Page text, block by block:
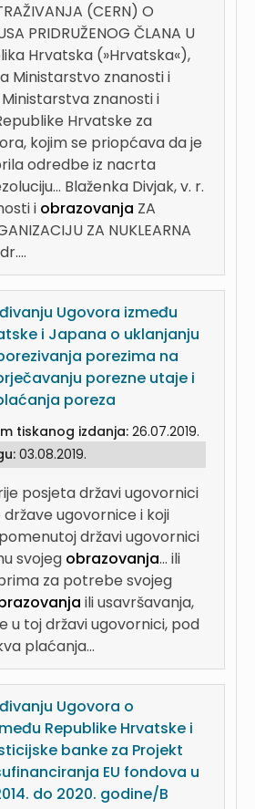
(CERN) O
PRIDRUŽENOG ČLANA U
Hrvatska (»Hrvatska«),
Ministarstvo znanosti i
Ministarstva znanosti i
Hrvatske za
kojim se priopćava da je
odredbe iz nacrta
Blaženka Divjak, v. r.
i obrazovanja ZA
ZA NUKLEARNA
Ugovora između
i Japana o uklanjanju
porezima na
porezne utaje i
poreza
tiskanog izdanja: 26.07.2019.
03.08.2019.
posjeta državi ugovornici
ugovornice i koji
državi ugovornici
svojeg obrazovanja... ili
za potrebe svojeg
ili usavršavanja,
u toj državi ugovornici, pod
plaćanja...
Ugovora o
Republike Hrvatske i
banke za Projekt
EU fondova u
do 2020. godine/B